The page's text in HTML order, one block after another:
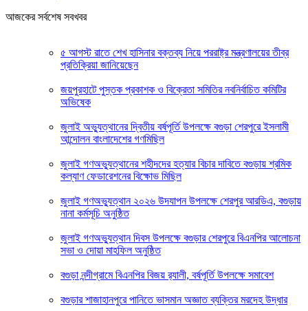
আজকের সর্বশেষ সবখবর
৫ আগস্ট রাতে শেখ হাসিনার বক্তব্য নিয়ে পররাষ্ট্র মন্ত্রণালয়ের তীব্র
প্রতিক্রিয়া জানিয়েছেন
জয়পুরহাটে পুস্তক প্রকাশক ও বিক্রেতা সমিতির নবনির্বাচিত কমিটির
অভিষেক
জুলাই অভ্যুত্থানের দ্বিতীয় বর্ষপূর্তি উপলক্ষে বগুড়া শেরপুরে ইসলামী
আন্দোলন বাংলাদেশের গণমিছিল
জুলাই গণঅভ্যুত্থানের শহীদদের হত্যার বিচার দাবিতে বগুড়ায় শ্রমিক
কল্যাণ ফেডারেশনের বিক্ষোভ মিছিল
জুলাই গণঅভ্যুত্থান ২০২৬ উদযাপন উপলক্ষে শেরপুর আরডিএ, বগুড়ায়
নানা কর্মসূচি অনুষ্ঠিত
জুলাই গণঅভ্যুত্থান দিবস উপলক্ষে বগুড়ার শেরপুরে বিএনপির আলোচনা
সভা ও দোয়া মাহফিল অনুষ্ঠিত
বগুড়া নন্দীগ্রামে বিএনপির বিজয় র‍্যালী, বর্ষপূর্তি উপলক্ষে সমাবেশ
বগুড়ার শাজাহানপুরে পানিতে ভাসমান অজ্ঞাত ব্যক্তির মরদেহ উদ্ধার